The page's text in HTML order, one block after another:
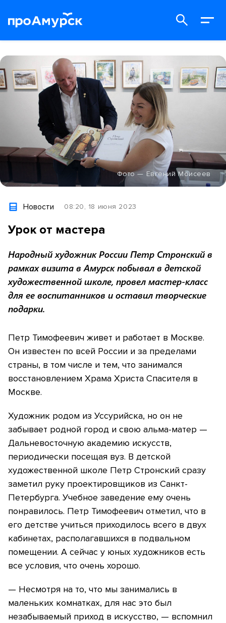
Фото — Евгений Моисеев
Новости 08:20, 18 июня 2023
Урок от мастера
Народный художник России Петр Стронский в
рамках визита в Амурск побывал в детской
художественной школе, провел мастер-класс
для ее воспитанников и оставил творческие
подарки.
Петр Тимофеевич живет и работает в Москве.
Он известен по всей России и за пределами
страны, в том числе и тем, что занимался
восстановлением Храма Христа Спасителя в
Москве.
Художник родом из Уссурийска, но он не
забывает родной город и свою альма-матер —
Дальневосточную академию искусств,
периодически посещая вуз. В детской
художественной школе Петр Стронский сразу
заметил руку проектировщиков из Санкт-
Петербурга. Учебное заведение ему очень
понравилось. Петр Тимофеевич отметил, что в
его детстве учиться приходилось всего в двух
кабинетах, располагавшихся в подвальном
помещении. А сейчас у юных художников есть
все условия, что очень хорошо.
— Несмотря на то, что мы занимались в
маленьких комнатках, для нас это был
незабываемый приход в искусство, — вспомнил